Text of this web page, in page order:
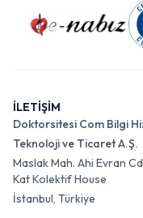
İLETİŞİM
Doktorsitesi Com Bilgi
Teknoloji ve Ticaret A.Ş.
Maslak Mah. Ahi Evran
Kat Kolektif House
İstanbul, Türkiye